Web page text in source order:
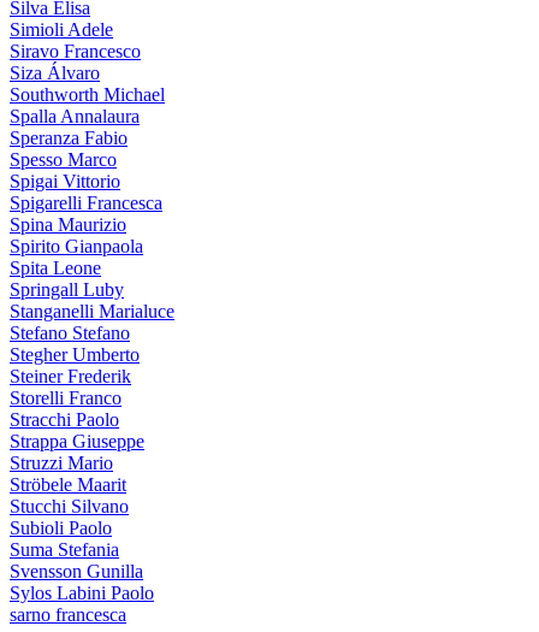
Silva Elisa
Simioli Adele
Siravo Francesco
Siza Álvaro
Southworth Michael
Spalla Annalaura
Speranza Fabio
Spesso Marco
Spigai Vittorio
Spigarelli Francesca
Spina Maurizio
Spirito Gianpaola
Spita Leone
Springall Luby
Stanganelli Marialuce
Stefano Stefano
Stegher Umberto
Steiner Frederik
Storelli Franco
Stracchi Paolo
Strappa Giuseppe
Struzzi Mario
Ströbele Maarit
Stucchi Silvano
Subioli Paolo
Suma Stefania
Svensson Gunilla
Sylos Labini Paolo
sarno francesca